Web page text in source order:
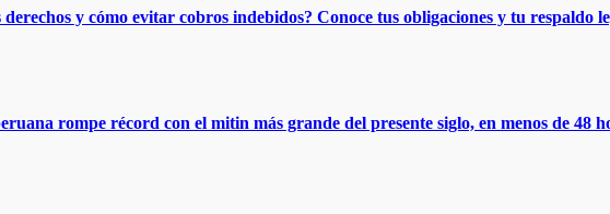
y cómo evitar cobros indebidos? Conoce tus obligaciones y tu respaldo
rompe récord con el mitin más grande del presente siglo, en menos de 48